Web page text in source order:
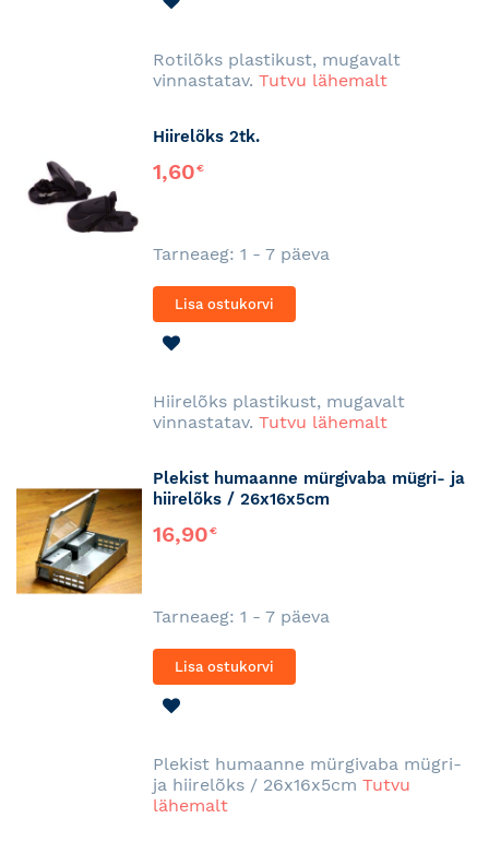
Rotilõks plastikust, mugavalt
vinnastatav. Tutvu lähemalt
Hiirelõks 2tk.
1,60€
Tarneaeg: 1 - 7 päeva
Lisa ostukorvi
Hiirelõks plastikust, mugavalt
vinnastatav. Tutvu lähemalt
Plekist humaanne mürgivaba mügri- ja
hiirelõks / 26x16x5cm
16,90€
Tarneaeg: 1 - 7 päeva
Lisa ostukorvi
Plekist humaanne mürgivaba mügri-
ja hiirelõks / 26x16x5cm Tutvu
lähemalt